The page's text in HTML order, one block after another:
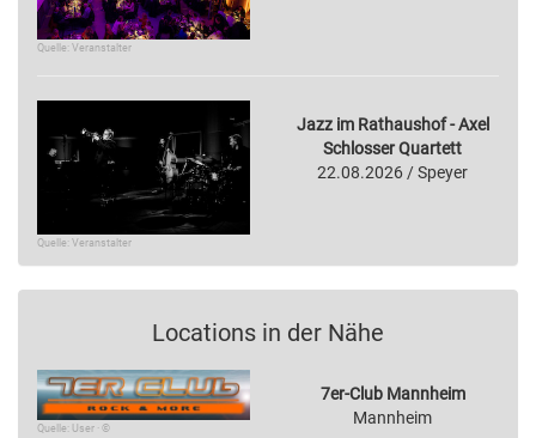
Quelle: Veranstalter
Quelle: Veranstalter
Jazz im Rathaushof - Axel
Schlosser Quartett
22.08.2026 / Speyer
Locations in der Nähe
Quelle: User · ©
7er-Club Mannheim
Mannheim